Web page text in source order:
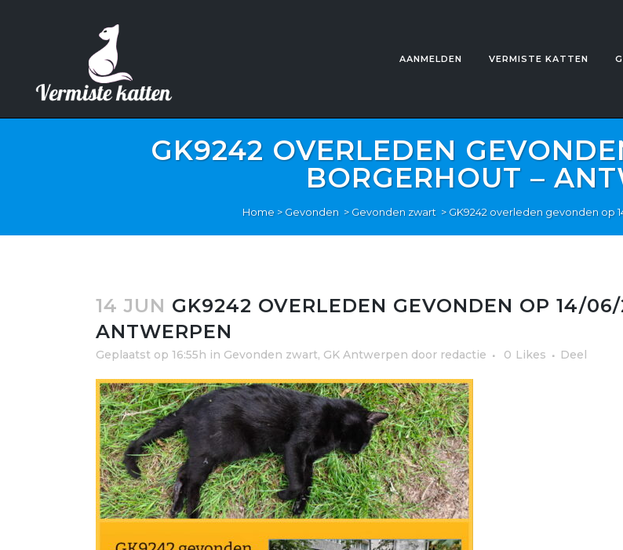
AANMELDEN VERMISTE KATTEN
GK9242 OVERLEDEN
BORGERHOUT –
Home >Gevonden >Gevonden zwart >GK9242 overleden gevonden op
14 JUN GK9242 OVERLEDEN GEVONDEN OP 14/
ANTWERPEN
Geplaatst op 16:55h in Gevonden zwart, GK Antwerpen door redactie 0 Likes Deel